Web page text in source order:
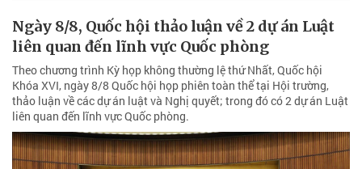
Ngày 8/8, Quốc hội thảo luận về 2 dự án Luật
liên quan đến lĩnh vực Quốc phòng
Theo chương trình Kỳ họp không thường lệ thứ Nhất, Quốc hội
Khóa XVI, ngày 8/8 Quốc hội họp phiên toàn thể tại Hội trường,
thảo luận về các dự án luật và Nghị quyết; trong đó có 2 dự án Luật
liên quan đến lĩnh vực Quốc phòng.